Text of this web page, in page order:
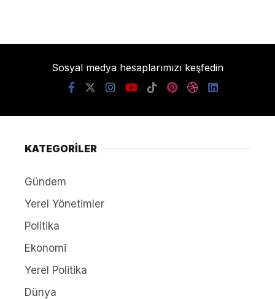
Sosyal medya hesaplarımızı keşfedin
KATEGORİLER
Gündem
Yerel Yönetimler
Politika
Ekonomi
Yerel Politika
Dünya